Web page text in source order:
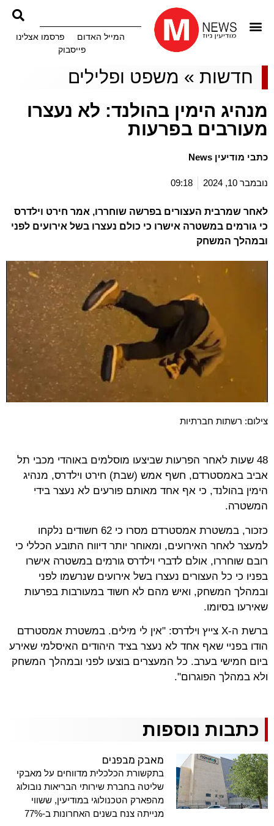
המייל האדום
פרסמו אצלינו
פייסבוק
חדשות» משפט ופלילים
מנהיג הימין בהולנד: לא נעצרו
מעורבים בפרעות
כתבי מודיעין News
נובמבר 10, 2024 09:18
לאחר שמרבית העצורים בפרשה שוחררו, אמר חירט וילדרס
כי גורמים במשטרה אישרו כי כולם נעצרו בשל אירועים לפני
ובמהלך המשחק
צילום: רשתות חברתיות
48 שעות לאחר הפרעות שביצעו מוסלמים באוהדי מכבי תל
אביב באמסטרדם, חשף אמש (שבת) חירט וילדרס, מנהיג
הימין בהולנד, כי אף אחד מאותם פורעים לא נעצר בידי
המשטרה.
כזכור, במשטרת אמסטרדם מסרו כי 62 חשודים נלקחו
למעצר לאחר האירועים, ומאוחר יותר דיווח התובע הכללי כי
רובם שוחררו, אולם לדברי וילדרס גורמים במשטרה אישרו
בפניו כי כל העצורים נעצרו בשל אירועים שנרשמו לפני
ובמהלך המשחק, ואיש מהם לא חשוד במעורבות בפרעות
שאירעו בסיומו.
ברשת ה-X צייץ וילדרס: "אין לי מילים. במשטרת אמסטרדם
הודו בפניי שאף אחד לא נעצר בציד היהודים האיסלמי שאירע
ביום חמישי בערב. כל המעצרים בוצעו לפני ובמהלך המשחק
ולא במהלך הפוגרום".
כתבות נוספות
מאבק מבפנים
בתקשורת הכלכלית מדווחים על מאבקי
שליטה בחברת שירותי הבריאות נובולוג
מהפארק הטכנולוגי במודיעין, ששווי
מנייתה צנח בשנים האחרונות ב-77%